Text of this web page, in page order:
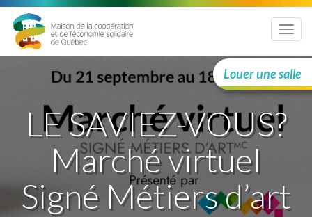
Menu
Louer une salle
LE SAVIEZ-VOUS?
Marché virtuel
Signé Métiers d’art